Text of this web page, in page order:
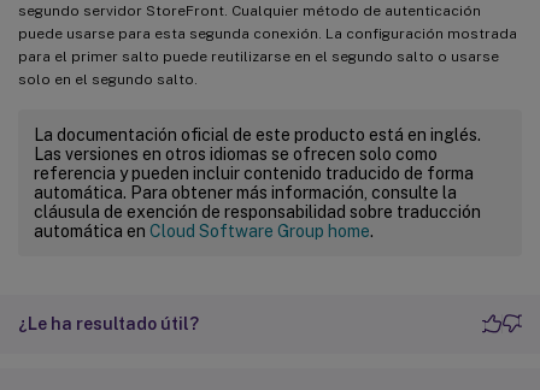
segundo servidor StoreFront. Cualquier método de autenticación
puede usarse para esta segunda conexión. La configuración mostrada
para el primer salto puede reutilizarse en el segundo salto o usarse
solo en el segundo salto.
La documentación oficial de este producto está en inglés.
Las versiones en otros idiomas se ofrecen solo como
referencia y pueden incluir contenido traducido de forma
automática. Para obtener más información, consulte la
cláusula de exención de responsabilidad sobre traducción
automática en Cloud Software Group home.
¿Le ha resultado útil?